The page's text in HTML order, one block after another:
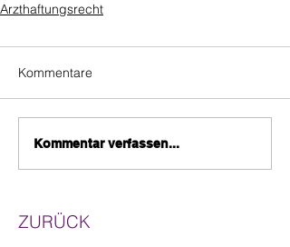
Arzthaftungsrecht
Kommentare
Kommentar verfassen...
ZURÜCK